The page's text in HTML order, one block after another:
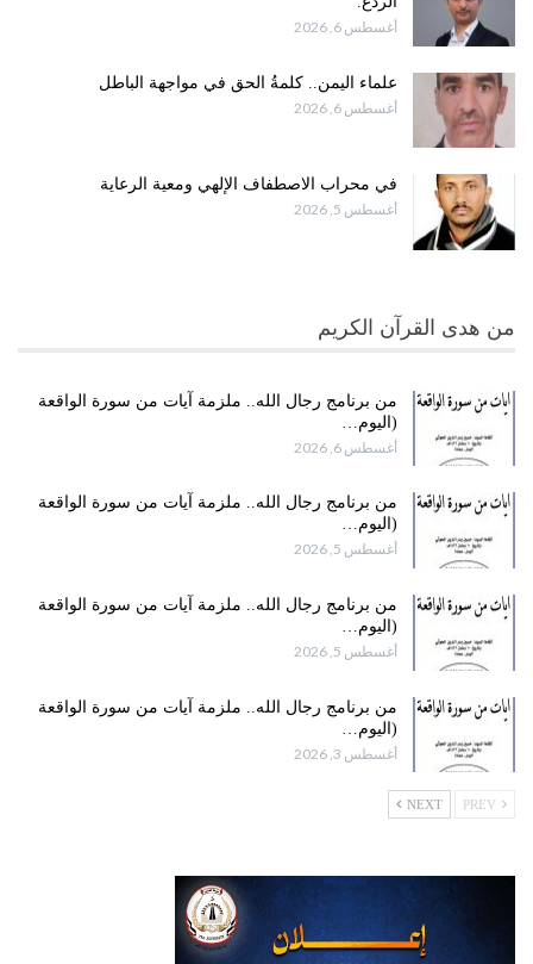
أغسطس 6, 2026
علماء اليمن.. كلمةُ الحق في مواجهة الباطل
أغسطس 6, 2026
في محراب الاصطفاف الإلهي ومعية الرعاية
أغسطس 5, 2026
من هدى القرآن الكريم
من برنامج رجال الله.. ملزمة آيات من سورة الواقعة
(اليوم…
أغسطس 6, 2026
من برنامج رجال الله.. ملزمة آيات من سورة الواقعة
(اليوم…
أغسطس 5, 2026
من برنامج رجال الله.. ملزمة آيات من سورة الواقعة
(اليوم…
أغسطس 5, 2026
من برنامج رجال الله.. ملزمة آيات من سورة الواقعة
(اليوم…
أغسطس 3, 2026
NEXT